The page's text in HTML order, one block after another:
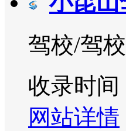
驾校/驾
收录时间
网站详情